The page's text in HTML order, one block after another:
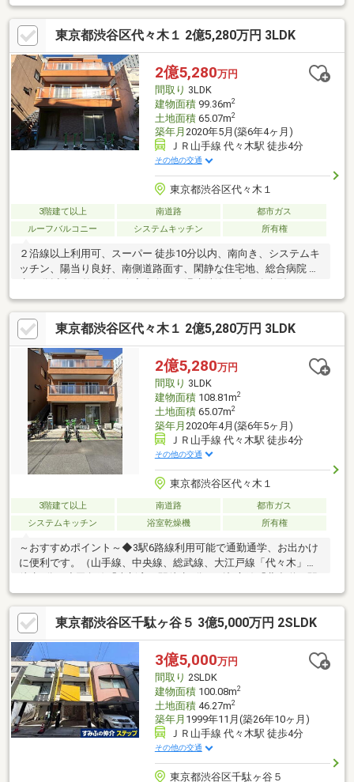
ーキングスペース※お停め頂けるかは、現地でご確認ください。
東京都渋谷区代々木１ 2億5,280万円 3LDK
2億5,280万円
間取り 3LDK
建物面積99.36m2
土地面積65.07m2
築年月 2020年5月(築6年4ヶ月)
ＪＲ山手線 代々木駅 徒歩4分
その他の交通
東京都渋谷区代々木１
3階建て以上 南道路
都市ガス
ルーフバルコニー
システムキッチン 所有権
２沿線以上利用可、スーパー 徒歩10分以内、南向き、システムキ
ッチン、陽当り良好、南側道路面す、閑静な住宅地、総合病院 徒
レ、通風良好、３階建以上、都市ガス、ルーフバルコニー、平坦
地、食器洗乾燥機、浄水器、高機能トイレ
東京都渋谷区代々木１ 2億5,280万円 3LDK
2億5,280万円
間取り 3LDK
建物面積108.81m2
土地面積65.07m2
築年月 2020年4月(築6年5ヶ月)
ＪＲ山手線 代々木駅 徒歩4分
その他の交通
東京都渋谷区代々木１
3階建て以上 南道路
都市ガス
システムキッチン
浴室乾燥機 所有権
～おすすめポイント～◆3駅6路線利用可能で通勤通学、お出かけ
に便利です。（山手線、中央線、総武線、大江戸線「代々木」駅
徒歩4分、小田急線「南新宿」駅徒歩6分、副都心線「北参道」駅
徒歩7分）◆スーパー・コンビニが徒歩5分圏内に御座います。
（マルマンストア南新宿店徒歩4分、ファミリーマート代々木駅西
店徒歩3分）◆交通量が少なく閑静な住宅街です。◆約18.4帖の
広々としたLDKです。◆すべての居室が約6.1帖とゆとりのあるお
部屋です。※建物面積にペントハウス部分3.31㎡、ポーチ部分4.41
㎡を含む。※容積率は道路幅員により160％に制限されます。
東京都渋谷区千駄ヶ谷５ 3億5,000万円 2SLDK
3億5,000万円
間取り 2SLDK
建物面積100.08m2
土地面積46.27m2
築年月 1999年11月(築26年10ヶ月)
ＪＲ山手線 代々木駅 徒歩4分
その他の交通
東京都渋谷区千駄ヶ谷５